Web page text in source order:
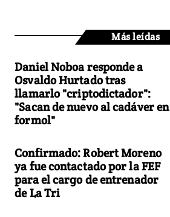
Más leídas
Daniel Noboa responde a
Osvaldo Hurtado tras
llamarlo "criptodictador":
"Sacan de nuevo al cadáver en
formol"
Confirmado: Robert Moreno
ya fue contactado por la FEF
para el cargo de entrenador
de La Tri